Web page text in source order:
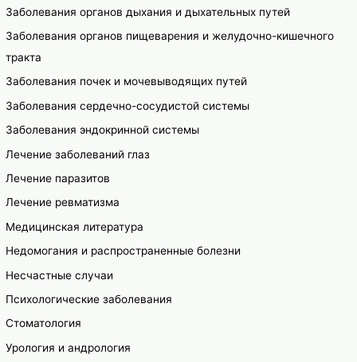
Заболевания органов дыхания и дыхательных путей
Заболевания органов пищеварения и желудочно-кишечного
тракта
Заболевания почек и мочевыводящих путей
Заболевания сердечно-сосудистой системы
Заболевания эндокринной системы
Лечение заболеваний глаз
Лечение паразитов
Лечение ревматизма
Медицинская литература
Недомогания и распространенные болезни
Несчастные случаи
Психологические заболевания
Стоматология
Урология и андрология